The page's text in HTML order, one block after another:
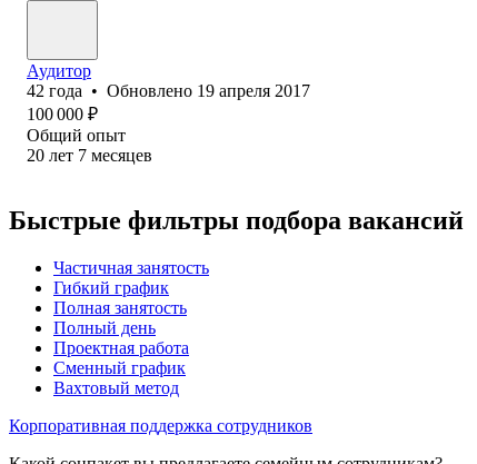
Аудитор
42 года • Обновлено 19 апреля 2017
100 000 ₽
Общий опыт
20 лет 7 месяцев
Быстрые фильтры подбора вакансий
Частичная занятость
Гибкий график
Полная занятость
Полный день
Проектная работа
Сменный график
Вахтовый метод
Корпоративная поддержка сотрудников